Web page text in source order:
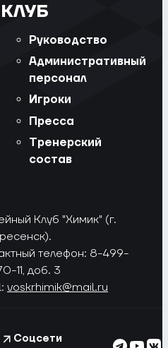
КЛУБ
Руководство
Административный
персонал
Игроки
Пресса
Тренерский
состав
Клуб "Химик" (г.
телефон: 8-499-
11, доб. 3
voskrhimik@mail.ru
Соцсети